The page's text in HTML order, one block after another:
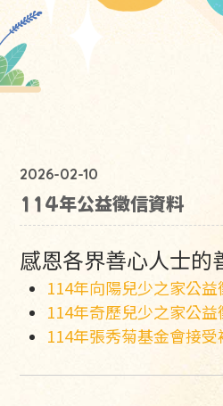
2026-02-10
114年公益徵信資料
感恩各界善心人士的
114年向陽兒少之家公益
114年奇歷兒少之家公益
114年張秀菊基金會接